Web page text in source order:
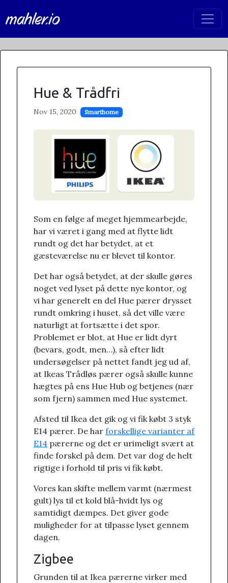
mahler.io
Hue & Trådfri
Nov 15, 2020 Smarthome
Som en følge af meget hjemmearbejde,
har vi været i gang med at flytte lidt
rundt og det har betydet, at et
gæsteværelse nu er blevet til kontor.
Det har også betydet, at der skulle gøres
noget ved lyset på dette nye kontor, og
vi har generelt en del Hue pærer drysset
rundt omkring i huset, så det ville være
naturligt at fortsætte i det spor.
Problemet er blot, at Hue er lidt dyrt
(bevars, godt, men…), så efter lidt
undersøgelser på nettet fandt jeg ud af,
at Ikeas Trådløs pærer også skulle kunne
hægtes på ens Hue Hub og betjenes (nær
som fjern) sammen med Hue systemet.
Afsted til Ikea det gik og vi fik købt 3 styk
E14 pærer. De har forskellige varianter af
E14 pærerne og det er urimeligt svært at
finde forskel på dem. Det var dog de helt
rigtige i forhold til pris vi fik købt.
Vores kan skifte mellem varmt (nærmest
gult) lys til et kold blå-hvidt lys og
samtidigt dæmpes. Det giver gode
muligheder for at tilpasse lyset gennem
dagen.
Zigbee
Grunden til at Ikea pærerne virker med